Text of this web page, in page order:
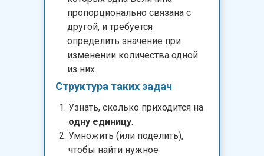
пропорционально связана с
другой, и требуется
определить значение при
изменении количества одной
из них.
Узнать, сколько приходится на
одну единицу.
Умножить (или поделить),
чтобы найти нужное
Структура таких задач